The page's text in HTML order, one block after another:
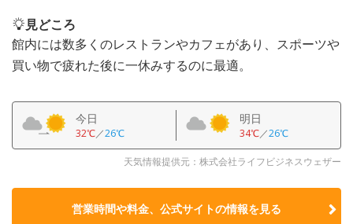
見どころ
館内には数多くのレストランやカフェがあり、スポーツや
買い物で疲れた後に一休みするのに最適。
今日
32℃／26℃
明日
34℃／26℃
天気情報提供元：株式会社ライフビジネスウェザー
営業時間や料金、公式サイトの情報を見る